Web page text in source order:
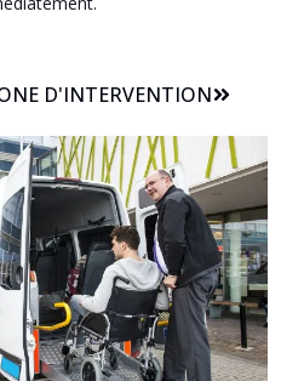
D'INTERVENTION